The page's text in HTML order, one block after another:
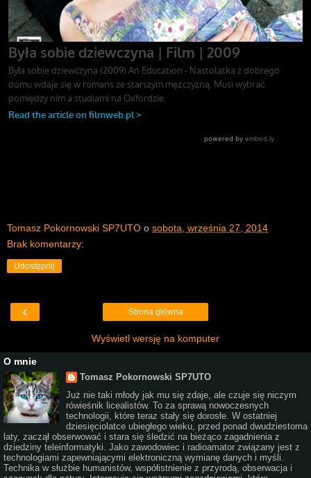
Tomasz Pokornowski SP7UTO o sobota, września 27, 2014
Brak komentarzy:
Udostępnij
‹ Strona główna
Wyświetl wersję na komputer
O mnie
Tomasz Pokornowski SP7UTO
Już nie taki młody jak mu się zdaje, ale czuje się niczym
rówieśnik licealistów. To za sprawą nowoczesnych
technologii, które teraz stały się dorosłe. W ostatniej
dziesięciolatce ubiegłego wieku, przed ponad dwudziestoma
laty, zaczął obserwować i stara się śledzić na bieżąco zagadnienia z
dziedziny teleinformatyki. Jako zawodowiec i radioamator związany jest z
technologiami zapewniającymi elektroniczną wymianę danych i myśli.
Technika w służbie humanistów, współistnienie z przyrodą, obserwacja i